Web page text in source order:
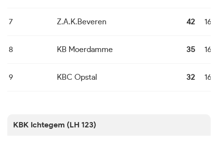
7 Z.A.K.Beveren 42 16
8 KB Moerdamme 35 16
9 KBC Opstal 32 16
KBK Ichtegem (LH 123)